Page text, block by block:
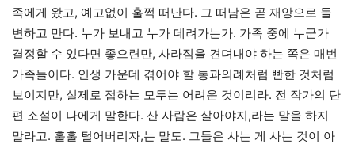
족에게 왔고, 예고없이 훌쩍 떠난다. 그 떠남은 곧 재앙으로 돌
변하고 만다. 누가 보내고 누가 데려가는가. 가족 중에 누군가
결정할 수 있다면 좋으련만, 사라짐을 견뎌내야 하는 쪽은 매번
가족들이다. 인생 가운데 겪어야 할 통과의례처럼 빤한 것처럼
보이지만, 실제로 접하는 모두는 어려운 것이리라. 전 작가의 단
편 소설이 나에게 말한다. 산 사람은 살아야지,라는 말을 하지
말라고. 훌훌 털어버리자,는 말도. 그들은 사는 게 사는 것이 아